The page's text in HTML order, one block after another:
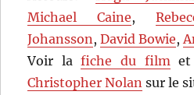
Michael Caine,
Johansson ,David Bowie,
Voir lafiche du film
Christopher Nolan sur le